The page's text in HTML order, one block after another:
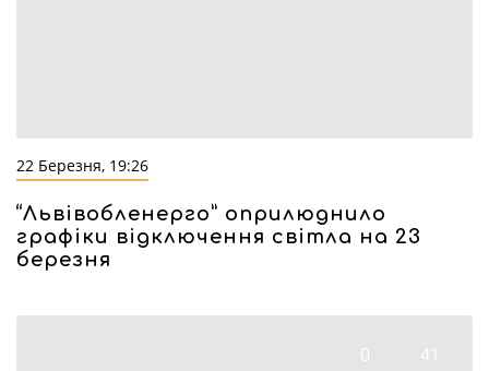
22 Березня, 19:26
“Львівобленерго” оприлюднило
графіки відключення світла на 23
березня
0 41